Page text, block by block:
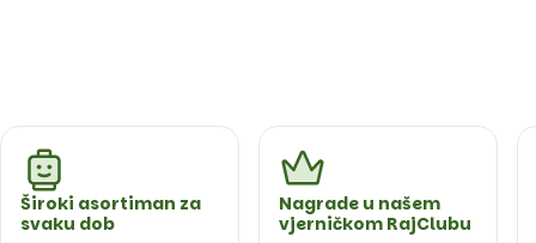
Široki asortiman za
svaku dob
Nagrade u našem
vjerničkom RajClubu